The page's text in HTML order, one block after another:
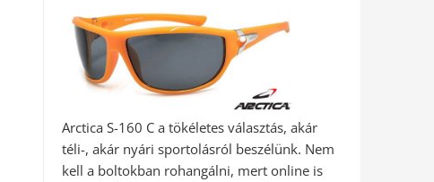
Arctica S-160 C a tökéletes választás, akár
téli-, akár nyári sportolásról beszélünk. Nem
kell a boltokban rohangálni, mert online is